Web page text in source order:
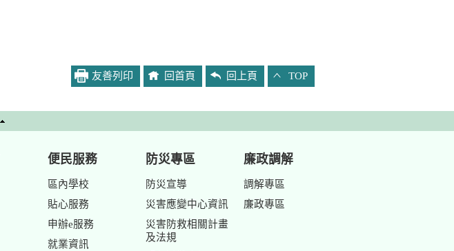
友善列印 回首頁 回上頁 TOP
便民服務
區內學校
貼心服務
申辦e服務
就業資訊
防災專區
防災宣導
災害應變中心資訊
災害防救相關計畫
及法規
廉政調解
調解專區
廉政專區